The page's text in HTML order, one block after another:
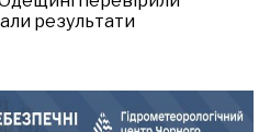
результати